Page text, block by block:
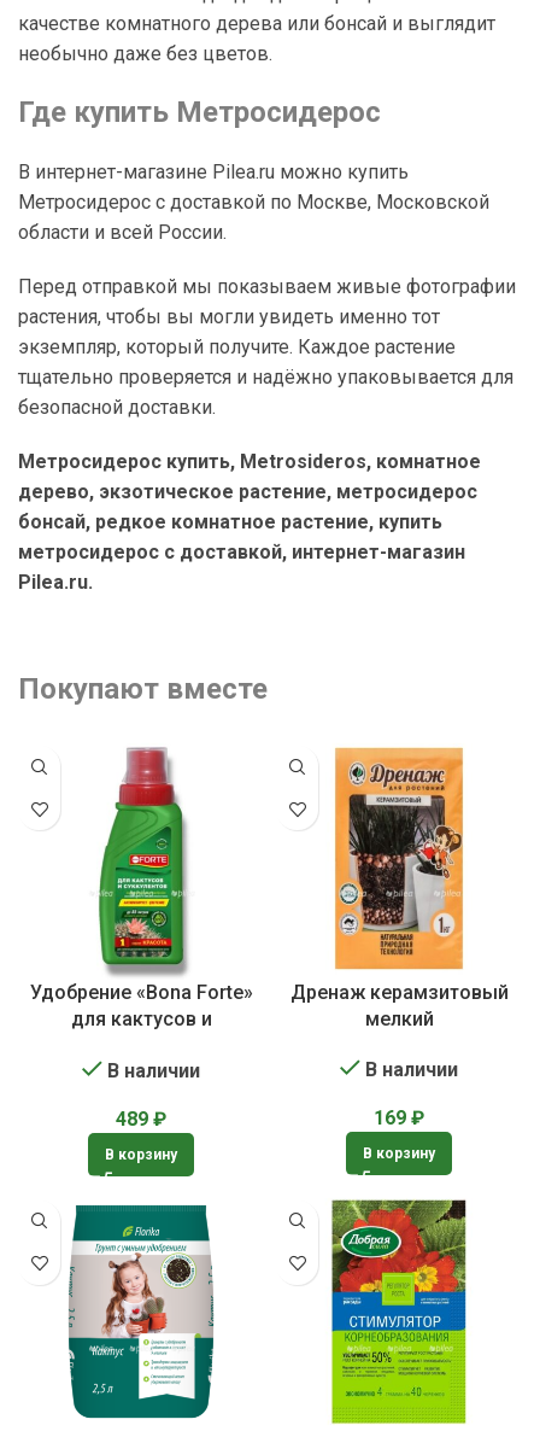
качестве комнатного дерева или бонсай и выглядит
необычно даже без цветов.
Где купить Метросидерос
В интернет-магазине Pilea.ru можно купить
Метросидерос с доставкой по Москве, Московской
области и всей России.
Перед отправкой мы показываем живые фотографии
растения, чтобы вы могли увидеть именно тот
экземпляр, который получите. Каждое растение
тщательно проверяется и надёжно упаковывается для
безопасной доставки.
Метросидерос купить, Metrosideros, комнатное
дерево, экзотическое растение, метросидерос
бонсай, редкое комнатное растение, купить
метросидерос с доставкой, интернет-магазин
Pilea.ru.
Покупают вместе
Удобрение «Bona Forte»
для кактусов и
В наличии
489 ₽
В корзину
Дренаж керамзитовый
мелкий
В наличии
169 ₽
В корзину